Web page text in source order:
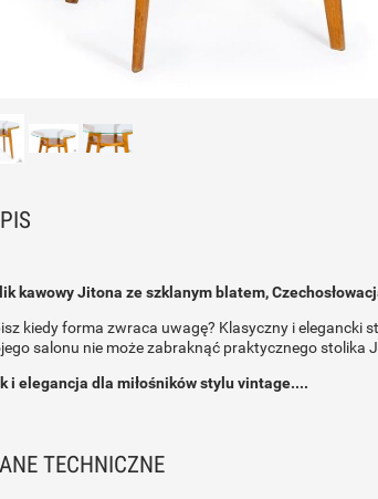
kawowy Jitona ze szklanym blatem,
kiedy forma zwraca uwagę? Klasyczny i elegancki
salonu nie może zabraknąć praktycznego stolika
i elegancja dla miłośników stylu vintage....
TECHNICZNE